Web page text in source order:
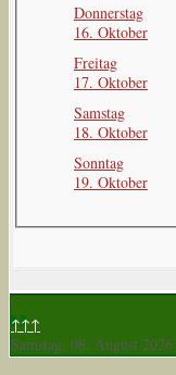
Donnerstag
16. Oktober
Freitag
17. Oktober
Samstag
18. Oktober
Sonntag
19. Oktober
↑↑↑
Samstag, 08. August 2026